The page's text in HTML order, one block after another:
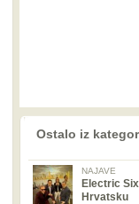
Ostalo iz
NAJAVE
Electric
Hrvatsku